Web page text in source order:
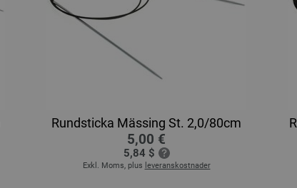
Rundsticka Mässing St. 2,0/80cm
5,00 €
5,84 $
Exkl. Moms, plus leveranskostnader